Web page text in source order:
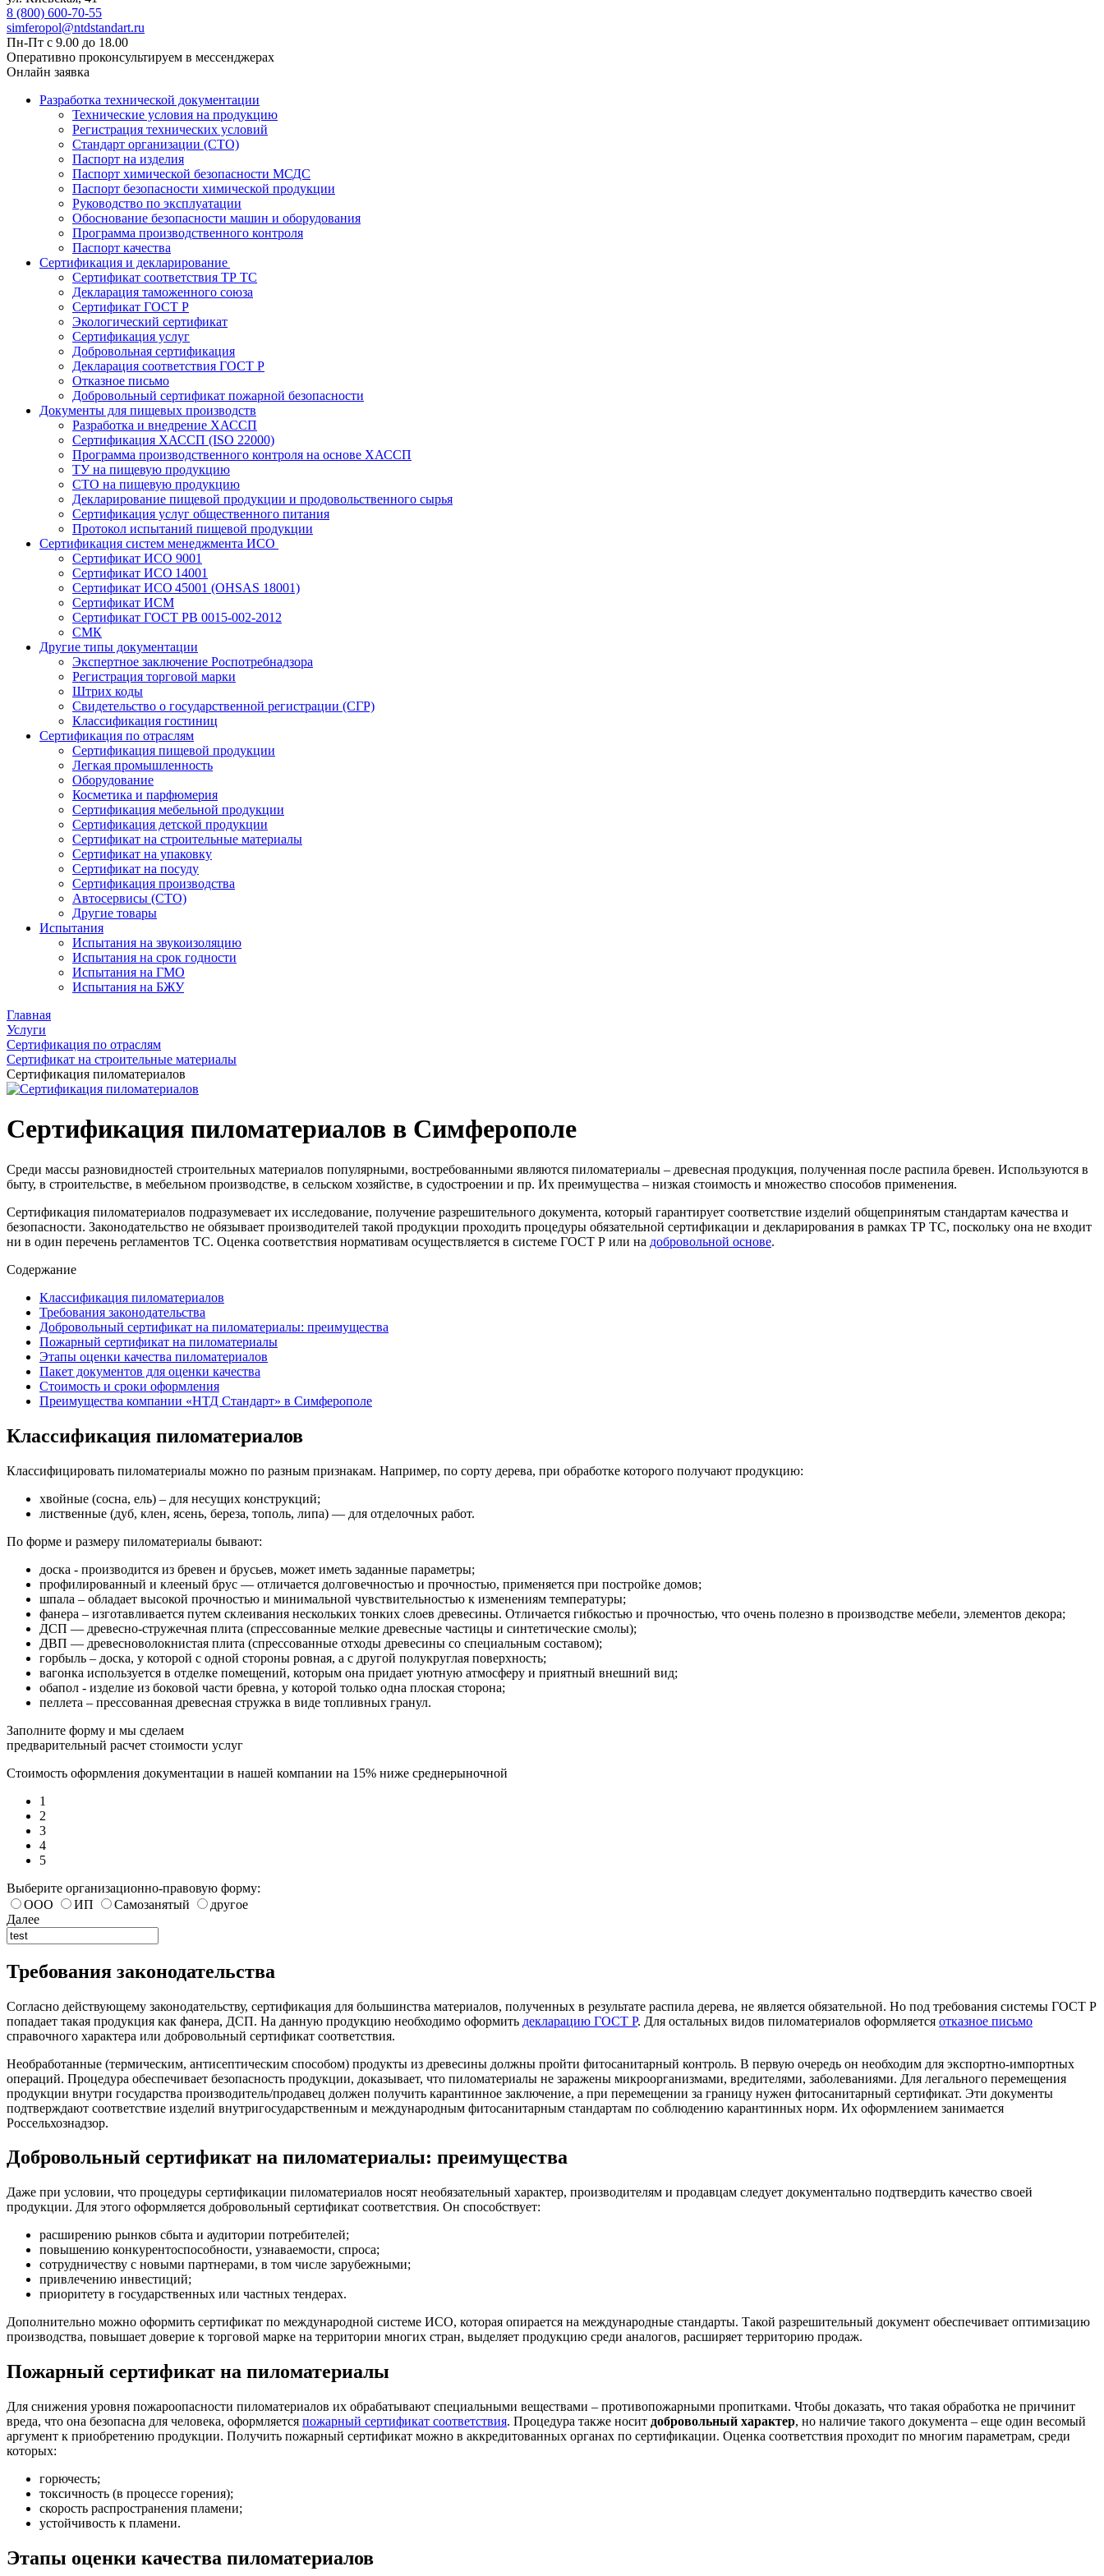
8 (800) 600-70-55
simferopol@ntdstandart.ru
Пн-Пт с 9.00 до 18.00
Оперативно проконсультируем в мессенджерах
Онлайн заявка
Разработка технической документации
Технические условия на продукцию
Регистрация технических условий
Стандарт организации (СТО)
Паспорт на изделия
Паспорт химической безопасности МСДС
Паспорт безопасности химической продукции
Руководство по эксплуатации
Обоснование безопасности машин и оборудования
Программа производственного контроля
Паспорт качества
Сертификация и декларирование
Сертификат соответствия ТР ТС
Декларация таможенного союза
Сертификат ГОСТ Р
Экологический сертификат
Сертификация услуг
Добровольная сертификация
Декларация соответствия ГОСТ Р
Отказное письмо
Добровольный сертификат пожарной безопасности
Документы для пищевых производств
Разработка и внедрение ХАССП
Сертификация ХАССП (ISO 22000)
Программа производственного контроля на основе ХАССП
ТУ на пищевую продукцию
СТО на пищевую продукцию
Декларирование пищевой продукции и продовольственного сырья
Сертификация услуг общественного питания
Протокол испытаний пищевой продукции
Сертификация систем менеджмента ИСО
Сертификат ИСО 9001
Сертификат ИСО 14001
Сертификат ИСО 45001 (OHSAS 18001)
Сертификат ИСМ
Сертификат ГОСТ РВ 0015-002-2012
СМК
Другие типы документации
Экспертное заключение Роспотребнадзора
Регистрация торговой марки
Штрих коды
Свидетельство о государственной регистрации (СГР)
Классификация гостиниц
Сертификация по отраслям
Сертификация пищевой продукции
Легкая промышленность
Оборудование
Косметика и парфюмерия
Сертификация мебельной продукции
Сертификация детской продукции
Сертификат на строительные материалы
Сертификат на упаковку
Сертификат на посуду
Сертификация производства
Автосервисы (СТО)
Другие товары
Испытания
Испытания на звукоизоляцию
Испытания на срок годности
Испытания на ГМО
Испытания на БЖУ
Главная
Услуги
Сертификация по отраслям
Сертификат на строительные материалы
Сертификация пиломатериалов
Сертификация пиломатериалов в Симферополе
Среди массы разновидностей строительных материалов популярными, востребованными являются пиломатериалы – древесная продукция, полученная после распила бревен. Используются в
быту, в строительстве, в мебельном производстве, в сельском хозяйстве, в судостроении и пр. Их преимущества – низкая стоимость и множество способов применения.
Сертификация пиломатериалов подразумевает их исследование, получение разрешительного документа, который гарантирует соответствие изделий общепринятым стандартам качества и
безопасности. Законодательство не обязывает производителей такой продукции проходить процедуры обязательной сертификации и декларирования в рамках ТР ТС, поскольку она не входит
ни в один перечень регламентов ТС. Оценка соответствия нормативам осуществляется в системе ГОСТ Р или на добровольной основе.
Содержание
Классификация пиломатериалов
Требования законодательства
Добровольный сертификат на пиломатериалы: преимущества
Пожарный сертификат на пиломатериалы
Этапы оценки качества пиломатериалов
Пакет документов для оценки качества
Стоимость и сроки оформления
Преимущества компании «НТД Стандарт» в Симферополе
Классификация пиломатериалов
Классифицировать пиломатериалы можно по разным признакам. Например, по сорту дерева, при обработке которого получают продукцию:
хвойные (сосна, ель) – для несущих конструкций;
лиственные (дуб, клен, ясень, береза, тополь, липа) — для отделочных работ.
По форме и размеру пиломатериалы бывают:
доска - производится из бревен и брусьев, может иметь заданные параметры;
профилированный и клееный брус — отличается долговечностью и прочностью, применяется при постройке домов;
шпала – обладает высокой прочностью и минимальной чувствительностью к изменениям температуры;
фанера – изготавливается путем склеивания нескольких тонких слоев древесины. Отличается гибкостью и прочностью, что очень полезно в производстве мебели, элементов декора;
ДСП — древесно-стружечная плита (спрессованные мелкие древесные частицы и синтетические смолы);
ДВП — древесноволокнистая плита (спрессованные отходы древесины со специальным составом);
горбыль – доска, у которой с одной стороны ровная, а с другой полукруглая поверхность;
вагонка используется в отделке помещений, которым она придает уютную атмосферу и приятный внешний вид;
обапол - изделие из боковой части бревна, у которой только одна плоская сторона;
пеллета – прессованная древесная стружка в виде топливных гранул.
Заполните форму и мы сделаем
предварительный расчет стоимости услуг
Стоимость оформления документации в нашей компании на 15% ниже среднерыночной
1
2
3
4
5
Выберите организационно-правовую форму:
ООО
ИП Самозанятый
другое
Далее
Требования законодательства
Согласно действующему законодательству, сертификация для большинства материалов, полученных в результате распила дерева, не является обязательной. Но под требования системы ГОСТ Р
попадает такая продукция как фанера, ДСП. На данную продукцию необходимо оформить декларацию ГОСТ Р. Для остальных видов пиломатериалов оформляется отказное письмо
справочного характера или добровольный сертификат соответствия.
Необработанные (термическим, антисептическим способом) продукты из древесины должны пройти фитосанитарный контроль. В первую очередь он необходим для экспортно-импортных
операций. Процедура обеспечивает безопасность продукции, доказывает, что пиломатериалы не заражены микроорганизмами, вредителями, заболеваниями. Для легального перемещения
продукции внутри государства производитель/продавец должен получить карантинное заключение, а при перемещении за границу нужен фитосанитарный сертификат. Эти документы
подтверждают соответствие изделий внутригосударственным и международным фитосанитарным стандартам по соблюдению карантинных норм. Их оформлением занимается
Россельхознадзор.
Добровольный сертификат на пиломатериалы: преимущества
Даже при условии, что процедуры сертификации пиломатериалов носят необязательный характер, производителям и продавцам следует документально подтвердить качество своей
продукции. Для этого оформляется добровольный сертификат соответствия. Он способствует:
расширению рынков сбыта и аудитории потребителей;
повышению конкурентоспособности, узнаваемости, спроса;
сотрудничеству с новыми партнерами, в том числе зарубежными;
привлечению инвестиций;
приоритету в государственных или частных тендерах.
Дополнительно можно оформить сертификат по международной системе ИСО, которая опирается на международные стандарты. Такой разрешительный документ обеспечивает оптимизацию
производства, повышает доверие к торговой марке на территории многих стран, выделяет продукцию среди аналогов, расширяет территорию продаж.
Пожарный сертификат на пиломатериалы
Для снижения уровня пожароопасности пиломатериалов их обрабатывают специальными веществами – противопожарными пропитками. Чтобы доказать, что такая обработка не причинит
вреда, что она безопасна для человека, оформляется пожарный сертификат соответствия. Процедура также носит добровольный характер, но наличие такого документа – еще один весомый
аргумент к приобретению продукции. Получить пожарный сертификат можно в аккредитованных органах по сертификации. Оценка соответствия проходит по многим параметрам, среди
которых:
горючесть;
токсичность (в процессе горения);
скорость распространения пламени;
устойчивость к пламени.
Этапы оценки качества пиломатериалов